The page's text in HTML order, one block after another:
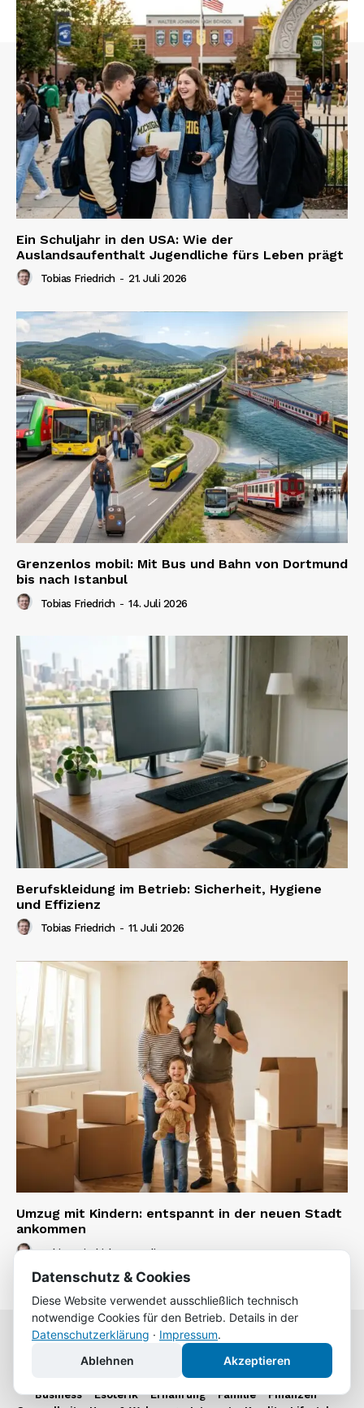
Ein Schuljahr in den USA: Wie der
Auslandsaufenthalt Jugendliche fürs Leben prägt
Tobias Friedrich - 21. Juli 2026
Grenzenlos mobil: Mit Bus und Bahn von Dortmund
bis nach Istanbul
Tobias Friedrich - 14. Juli 2026
Berufskleidung im Betrieb: Sicherheit, Hygiene
und Effizienz
Tobias Friedrich - 11. Juli 2026
Umzug mit Kindern: entspannt in der neuen Stadt
ankommen
Tobias Friedrich - 3. Juli 2026
WochenKurier.DE
Business Esoterik Ernährung Familie
Finanzen
Datenschutz & Cookies
Diese Website verwendet ausschließlich technisch
notwendige Cookies für den Betrieb. Details in der
Datenschutzerklärung · Impressum.
Ablehnen
Akzeptieren